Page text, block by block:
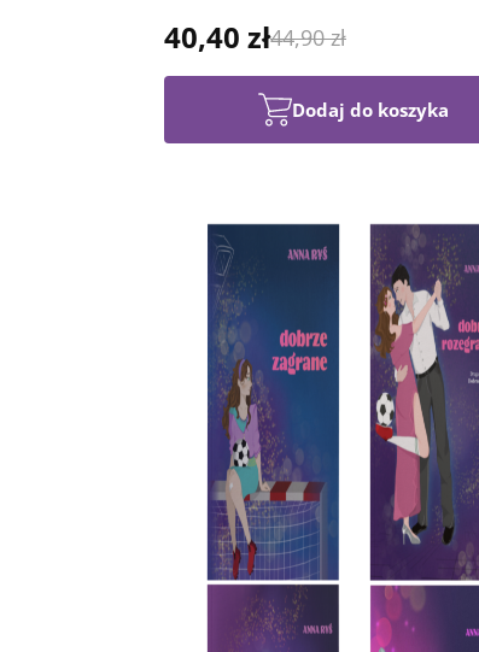
40,40 zł44,90 zł
Dodaj do koszyka